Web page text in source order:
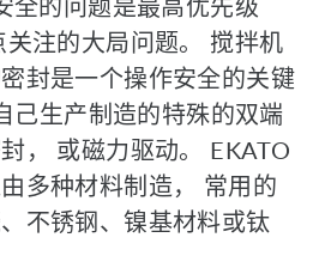
全的问题是最高优先级
注的大局问题。 搅拌机
封是一个操作安全的关键
己生产制造的特殊的双端
， 或磁力驱动。 EKATO
多种材料制造， 常用的
不锈钢、镍基材料或钛